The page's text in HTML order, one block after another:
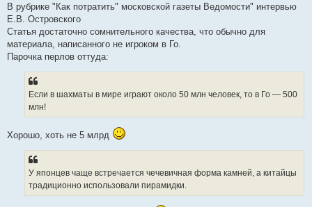
в
і
д
о
л
е
н
В рубрике "Как потратить" московской газеты Ведомости" интервью
Е.В. Островского
Cтатья достаточно сомнительного качества, что обычно для
материала, написанного не игроком в Го.
Парочка перлов оттуда:
Если в шахматы в мире играют около 50 млн человек, то в Го — 500
млн!
Хорошо, хоть не 5 млрд
У японцев чаще встречается чечевичная форма камней, а китайцы
традиционно использовали пирамидки.